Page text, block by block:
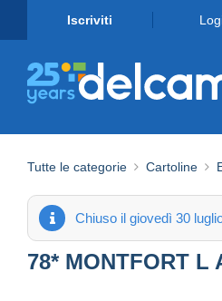
Iscriviti
Tutte le categorie Cartoline
Chiuso il giovedì 30
78* MONTFORT L